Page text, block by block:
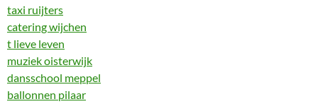
taxi ruijters
catering wijchen
t lieve leven
muziek oisterwijk
dansschool meppel
ballonnen pilaar